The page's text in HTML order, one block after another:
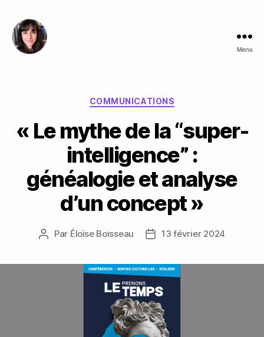
Menu
Catégories
COMMUNICATIONS
« Le mythe de la “super-
intelligence” :
généalogie et analyse
d’un concept »
Auteur
Par Éloïse Boisseau
Date13 février 2024